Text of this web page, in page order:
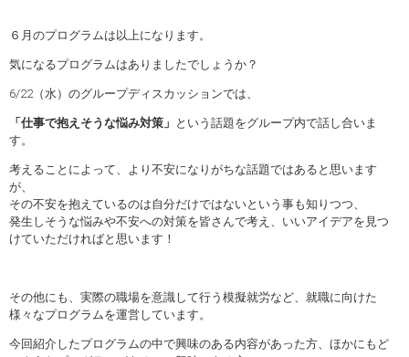
６月のプログラムは以上になります。
気になるプログラムはありましたでしょうか？
6/22（水）のグループディスカッションでは、
「仕事で抱えそうな悩み対策」 という話題をグループ内で話し合いま
す。
考えることによって、より不安になりがちな話題ではあると思います
が、
その不安を抱えているのは自分だけではないという事も知りつつ、
発生しそうな悩みや不安への対策を皆さんで考え、いいアイデアを見つ
けていただければと思います！
その他にも、実際の職場を意識して行う模擬就労など、就職に向けた
様々なプログラムを運営しています。
今回紹介したプログラムの中で興味のある内容があった方、ほかにもど